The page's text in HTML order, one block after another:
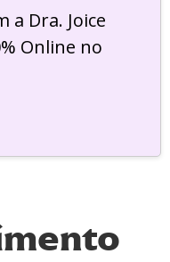
a Dra. Joice
Online no